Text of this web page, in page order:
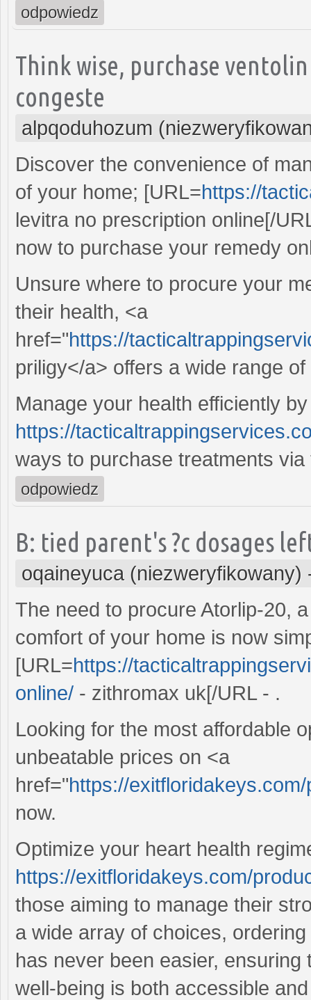
odpowiedz
Think wise, purchase
congeste
alpqoduhozum
Discover the convenience of
of your home; [URL=https://
levitra no prescription online[/
now to purchase your remedy
Unsure where to procure your
their health, <a
href="https://
priligy</a> offers a wide range
Manage your health efficiently
https://
ways to purchase treatments via
odpowiedz
B: tied parent's ?c dosages
oqaineyuca (niezweryfikowany)
The need to procure Atorlip-20,
comfort of your home is now
[URL=https://
online/ - zithromax uk[/URL - .
Looking for the most affordable
unbeatable prices on <a
href="https://
now.
Optimize your heart health
https://exitfloridakeys.com/
those aiming to manage their
a wide array of choices,
has never been easier,
well-being is both accessible